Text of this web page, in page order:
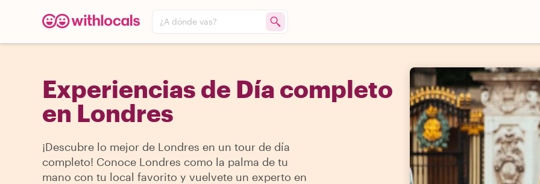
¿A dónde vas?
Experiencias de Día completo
en Londres
¡Descubre lo mejor de Londres en un tour de día
completo! Conoce Londres como la palma de tu
mano con tu local favorito y vuelvete un experto en